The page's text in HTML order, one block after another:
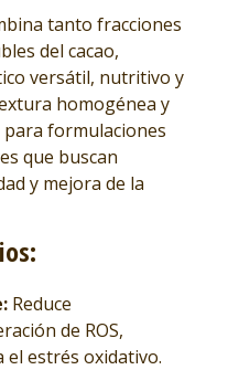
tanto fracciones
del cacao,
versátil, nutritivo y
homogénea y
formulaciones
que buscan
y mejora de la
Reduce
de ROS,
estrés oxidativo.